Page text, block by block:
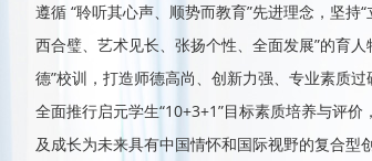
遵循 “聆听其心声、顺势而教育”先进理念，坚持
西合璧、艺术见长、张扬个性、全面发展”的育
德”校训，打造师德高尚、创新力强、专业素质
全面推行启元学生“10+3+1”目标素质培养与评
及成长为未来具有中国情怀和国际视野的复合型